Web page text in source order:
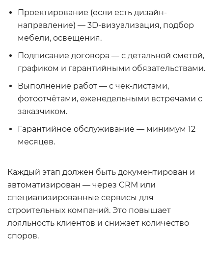
Проектирование (если есть дизайн-
направление) — 3D-визуализация, подбор
мебели, освещения.
Подписание договора — с детальной сметой,
графиком и гарантийными обязательствами.
Выполнение работ — с чек-листами,
фотоотчётами, еженедельными встречами с
заказчиком.
Гарантийное обслуживание — минимум 12
месяцев.
Каждый этап должен быть документирован и
автоматизирован — через CRM или
специализированные сервисы для
строительных компаний. Это повышает
лояльность клиентов и снижает количество
споров.